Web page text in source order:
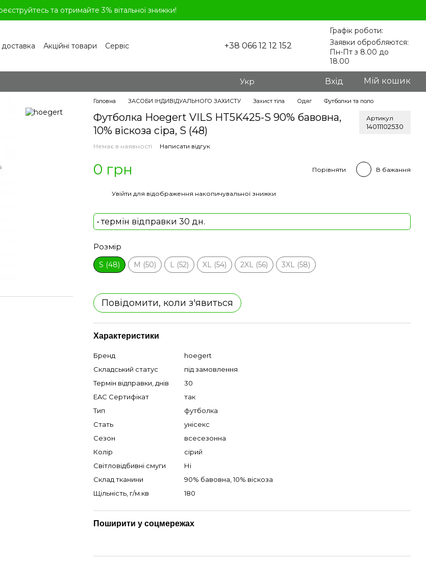
та отримайте 3% вітальної знижки!
доставка Акційні товари
Сервіс
+38 066 12 12 152
Графік роботи:
Заявки обробляются:
Пн-Пт з 8.00 до
18.00
Укр Вхід Мій кошик
Головна ЗАСОБИ ІНДИВІДУАЛЬНОГО ЗАХИСТУ Захист тіла Одяг Футболки та поло
Футболка Hoegert VILS HT5K425-S 90% бавовна,
10% віскоза сіра, S (48)
Артикул
14011102530
Немає в наявності Написати відгук
0 грн Порівняти В бажання
Увійти для відображення накопичувальної знижки
• термін відправки 30 дн.
Розмір
S (48) M (50) L (52) XL (54) 2XL (56) 3XL (58)
Повідомити, коли з'явиться
Характеристики
Бренд
hoegert
Складський статус
під замовлення
Термін відправки, днів
30
EAC Сертифікат
так
Тип
футболка
Стать
унісекс
Сезон
всесезонна
Колір
сірий
Світловідбивні смуги
Ні
Склад тканини
90% бавовна, 10% віскоза
Щільність, г/м.кв
180
Поширити у соцмережах